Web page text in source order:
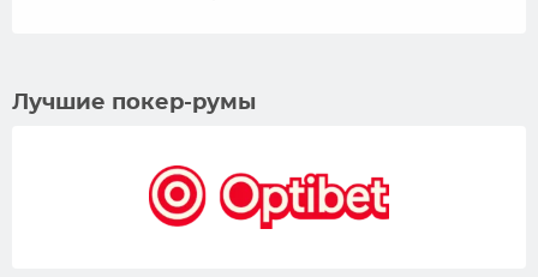
Лучшие покер-румы